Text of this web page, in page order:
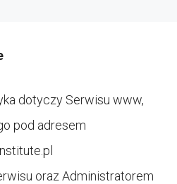
dotyczy Serwisu www,
pod adresem
oraz Administratorem